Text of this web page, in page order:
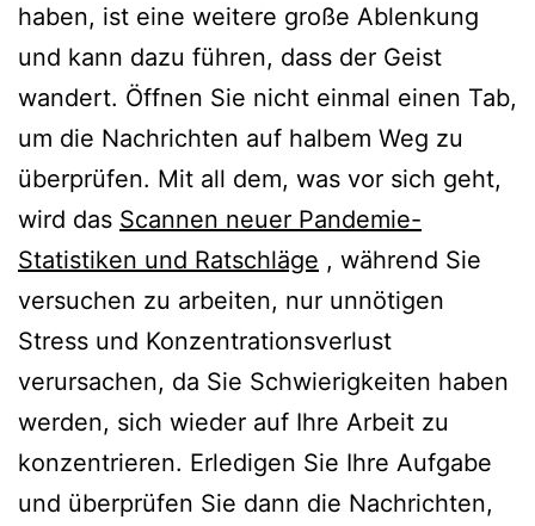
haben, ist eine weitere große Ablenkung
und kann dazu führen, dass der Geist
wandert. Öffnen Sie nicht einmal einen Tab,
um die Nachrichten auf halbem Weg zu
überprüfen. Mit all dem, was vor sich geht,
wird das Scannen neuer Pandemie-
Statistiken und Ratschläge , während Sie
versuchen zu arbeiten, nur unnötigen
Stress und Konzentrationsverlust
verursachen, da Sie Schwierigkeiten haben
werden, sich wieder auf Ihre Arbeit zu
konzentrieren. Erledigen Sie Ihre Aufgabe
und überprüfen Sie dann die Nachrichten,